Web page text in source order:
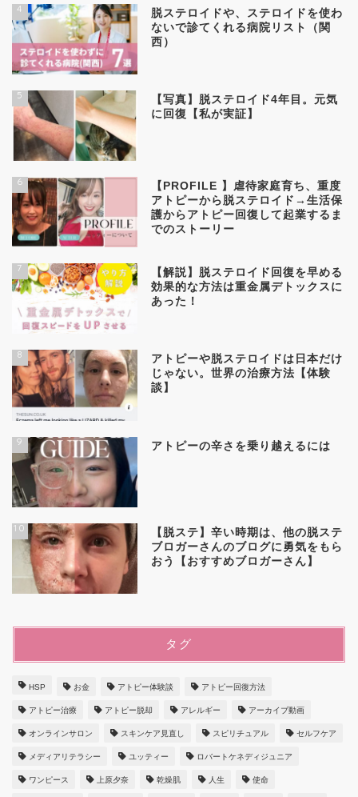
4
脱ステロイドや、ステロイドを使わ
ないで診てくれる病院リスト（関
西）
5
【写真】脱ステロイド4年目。元気
に回復【私が実証】
6
【PROFILE 】虐待家庭育ち、重度
アトピーから脱ステロイド→生活保
護からアトピー回復して起業するま
でのストーリー
7
【解説】脱ステロイド回復を早める
効果的な方法は重金属デトックスに
あった！
8
アトピーや脱ステロイドは日本だけ
じゃない。世界の治療方法【体験
談】
9 アトピーの辛さを乗り越えるには
10
【脱ステ】辛い時期は、他の脱ステ
ブロガーさんのブログに勇気をもら
おう【おすすめブロガーさん】
タグ
HSP お金 アトピー体験談 アトピー回復方法
アトピー治療 アトピー脱却 アレルギー アーカイブ動画
オンラインサロン スキンケア見直し スピリチュアル セルフケア
メディアリテラシー ユッティー ロバートケネディジュニア
ワンピース 上原夕奈 乾燥肌 人生 使命